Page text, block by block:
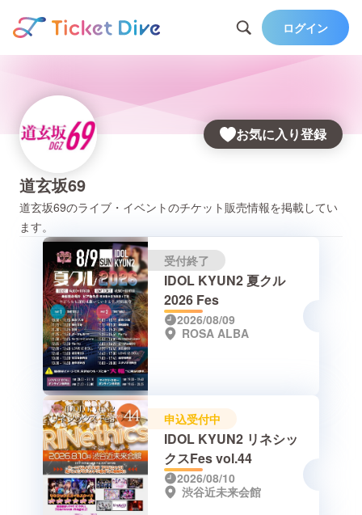
ログイン
お気に入り登録
道玄坂69
道玄坂69のライブ・イベントのチケット販売情報を掲載してい
ます。
受付終了
IDOL KYUN2 夏クル
2026 Fes
2026/08/09
ROSA ALBA
申込受付中
IDOL KYUN2 リネシッ
クスFes vol.44
2026/08/10
渋谷近未来会館